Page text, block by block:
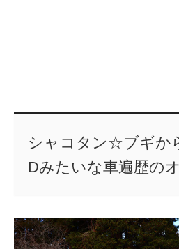
シャコタン☆ブギか
Dみたいな車遍歴の